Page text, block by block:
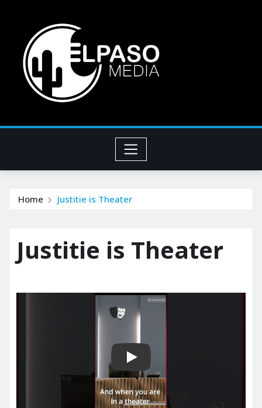
Home Justitie is Theater
Justitie is Theater
Play